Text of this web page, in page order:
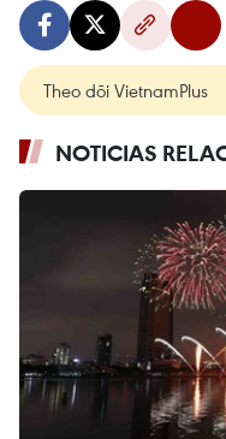
Theo dõi VietnamPlus
NOTICIAS